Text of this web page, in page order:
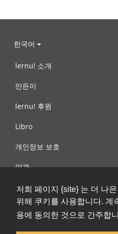
저희 페이지 {site} 는 더 나
위해 쿠키를 사용합니다. 계
용에 동의한 것으로 간주합
한국어
lernu! 소개
만든이
lernu! 후원
Libro
개인정보 보호
약관
제안, 문의